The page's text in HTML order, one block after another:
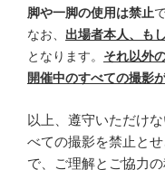
脚や一脚の使用は禁止
なお、 出場者本人、も
となります。 それ以外
開催中のすべての撮影
以上、遵守いただけ
べての撮影を禁止と
で、ご理解とご協力